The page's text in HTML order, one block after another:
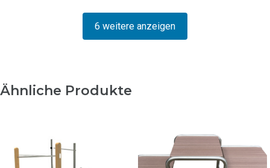
6 weitere anzeigen
Ähnliche Produkte